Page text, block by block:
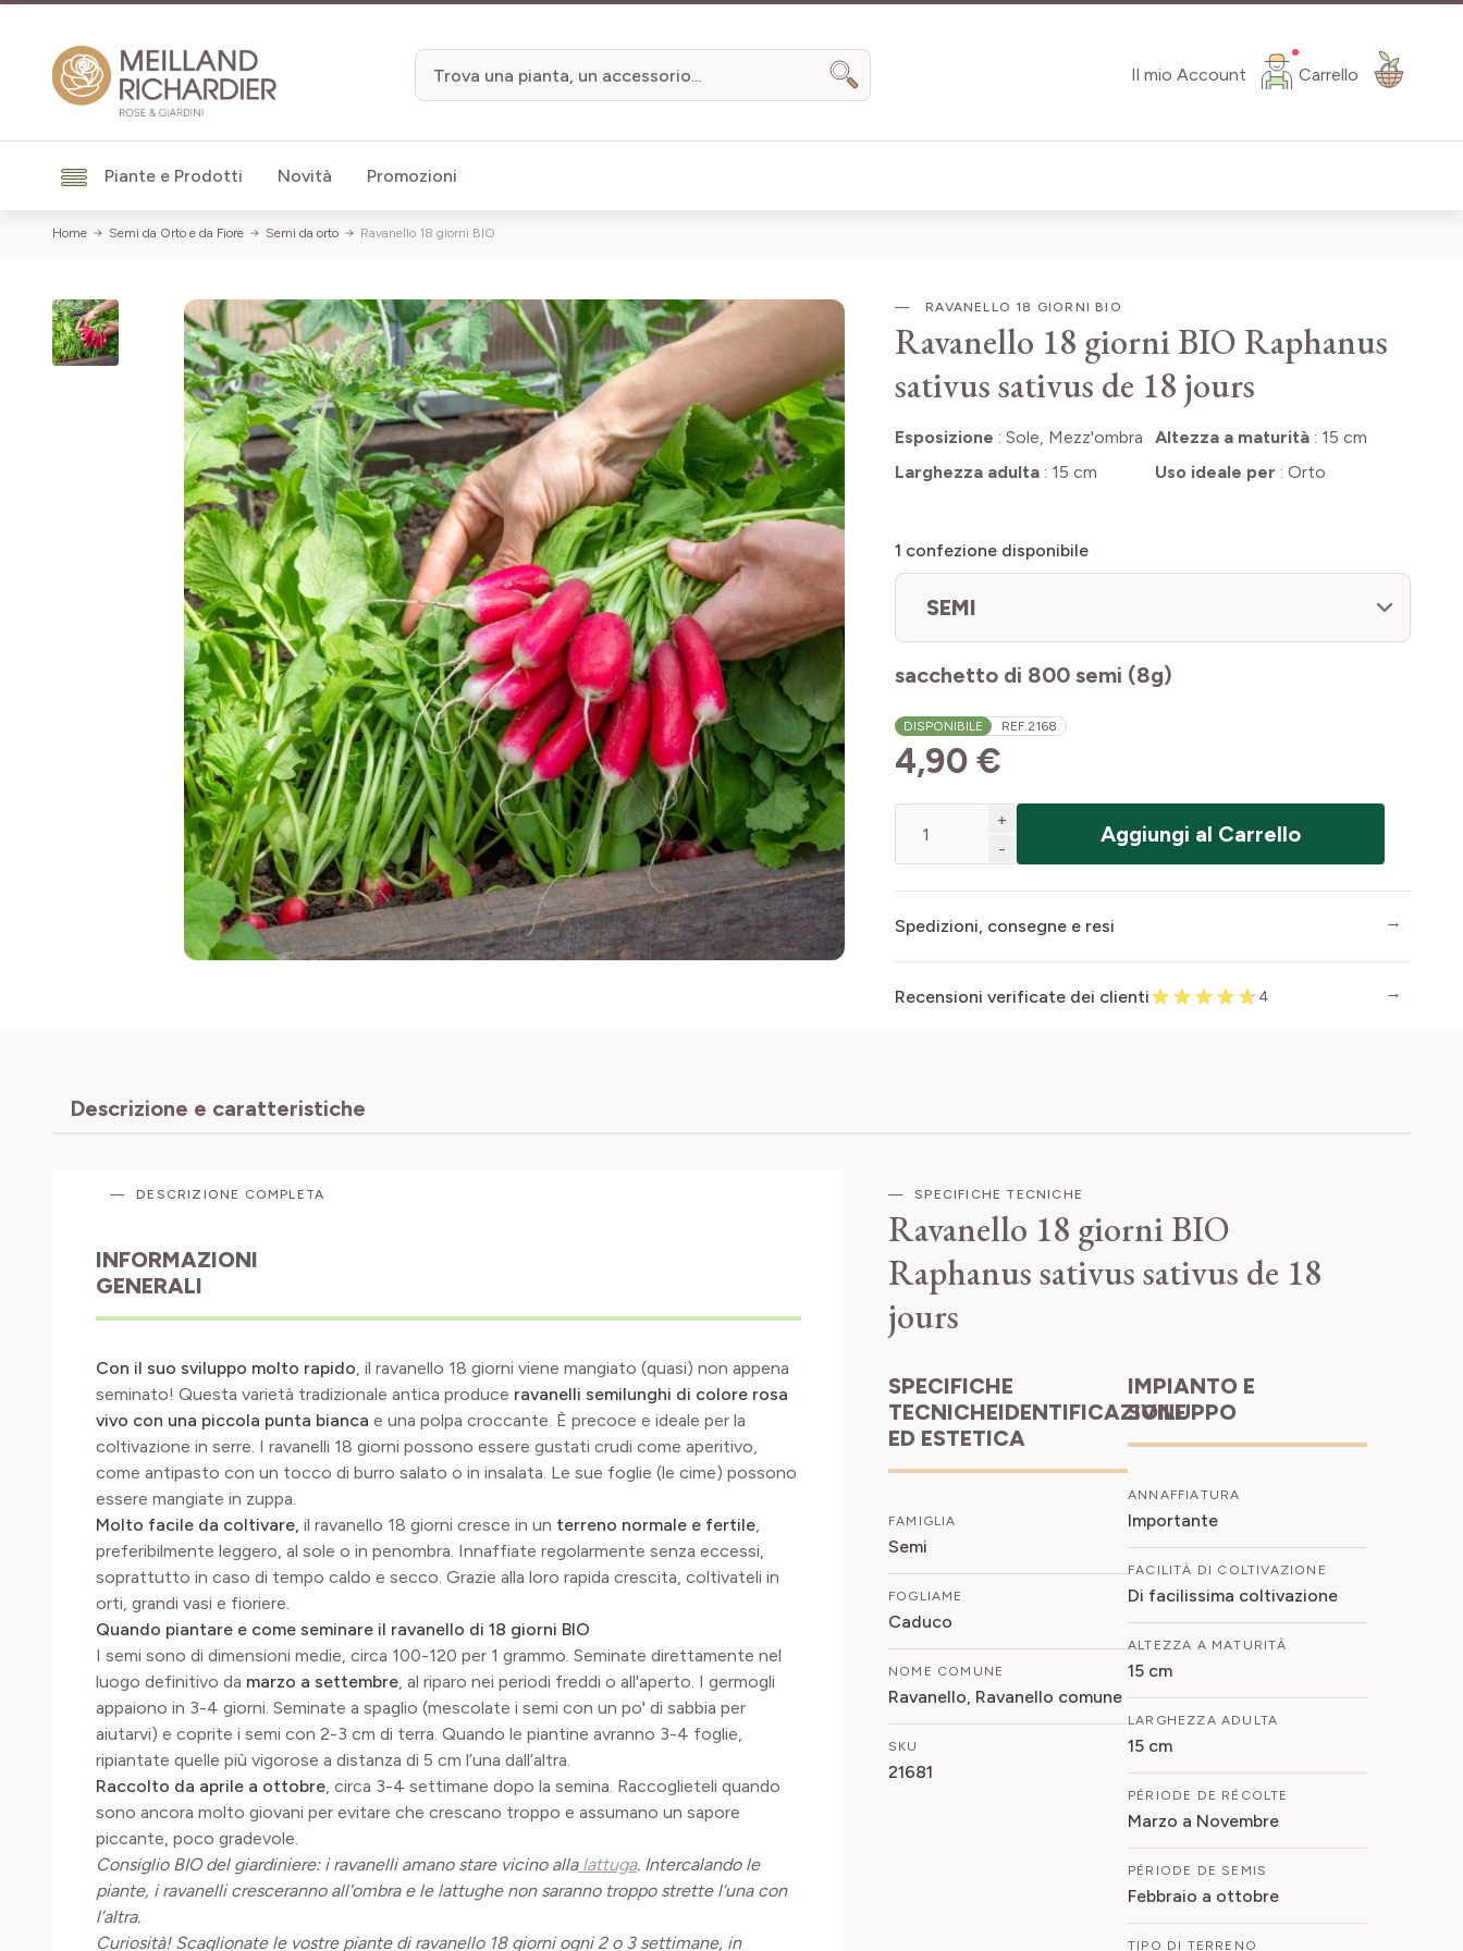
Il mio Account Carrello
Piante e Prodotti Novità Promozioni
Search
Home Semi da Orto e da Fiore Semi da orto Ravanello 18 giorni BIO
RAVANELLO 18 GIORNI BIO
Ravanello 18 giorni BIO Raphanus
sativus sativus de 18 jours
Esposizione : Sole, Mezz'ombra Altezza a maturità: 15 cm
Larghezza adulta: 15 cm Uso ideale per : Orto
1 confezione disponibile
SEMI
sacchetto di 800 semi (8g)
DISPONIBILE REF.2168
4,90 €
+
-
Aggiungi al Carrello
Spedizioni, consegne e resi
Recensioni verificate dei clienti 4
Descrizione e caratteristiche
DESCRIZIONE COMPLETA
INFORMAZIONI
GENERALI
Con il suo sviluppo molto rapido, il ravanello 18 giorni viene mangiato (quasi) non appena
seminato! Questa varietà tradizionale antica produce ravanelli semilunghi di colore rosa
vivo con una piccola punta bianca e una polpa croccante. È precoce e ideale per la
coltivazione in serre. I ravanelli 18 giorni possono essere gustati crudi come aperitivo,
come antipasto con un tocco di burro salato o in insalata. Le sue foglie (le cime) possono
essere mangiate in zuppa.
Molto facile da coltivare, il ravanello 18 giorni cresce in un terreno normale e fertile,
preferibilmente leggero, al sole o in penombra. Innaffiate regolarmente senza eccessi,
soprattutto in caso di tempo caldo e secco. Grazie alla loro rapida crescita, coltivateli in
orti, grandi vasi e fioriere.
Quando piantare e come seminare il ravanello di 18 giorni BIO
I semi sono di dimensioni medie, circa 100-120 per 1 grammo. Seminate direttamente nel
luogo definitivo da marzo a settembre, al riparo nei periodi freddi o all'aperto. I germogli
appaiono in 3-4 giorni. Seminate a spaglio (mescolate i semi con un po' di sabbia per
aiutarvi) e coprite i semi con 2-3 cm di terra. Quando le piantine avranno 3-4 foglie,
ripiantate quelle più vigorose a distanza di 5 cm l’una dall’altra.
Raccolto da aprile a ottobre, circa 3-4 settimane dopo la semina. Raccoglieteli quando
sono ancora molto giovani per evitare che crescano troppo e assumano un sapore
piccante, poco gradevole.
Consiglio BIO del giardiniere: i ravanelli amano stare vicino allalattuga. Intercalando le
piante, i ravanelli cresceranno all'ombra e le lattughe non saranno troppo strette l’una con
l’altra.
Curiosità! Scaglionate le vostre piante di ravanello 18 giorni ogni 2 o 3 settimane, in
SPECIFICHE TECNICHE
Ravanello 18 giorni BIO
Raphanus sativus sativus de 18
jours
SPECIFICHE
TECNICHEIDENTIFICAZIONE
ED ESTETICA
FAMIGLIA
Semi
FOGLIAME
Caduco
NOME COMUNE
Ravanello, Ravanello comune
SKU
21681
IMPIANTO E
SVILUPPO
ANNAFFIATURA
Importante
FACILITÀ DI COLTIVAZIONE
Di facilissima coltivazione
ALTEZZA A MATURITÀ
15 cm
LARGHEZZA ADULTA
15 cm
PÉRIODE DE RÉCOLTE
Marzo a Novembre
PÉRIODE DE SEMIS
Febbraio a ottobre
TIPO DI TERRENO